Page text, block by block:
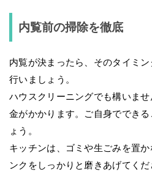
内覧前の掃除を徹底
内覧が決まったら、そのタイミ
行いましょう。
ハウスクリーニングでも構いま
金がかかります。ご自身ででき
ょう。
キッチンは、ゴミや生ごみを置
ンクをしっかりと磨きあげてくだ